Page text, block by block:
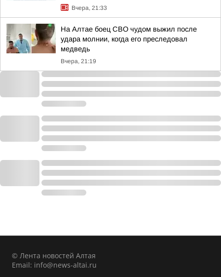
Вчера, 21:33
На Алтае боец СВО чудом выжил после
удара молнии, когда его преследовал
медведь
Вчера, 21:19
© Лента новостей Алтая
Email: info@news-altai.ru